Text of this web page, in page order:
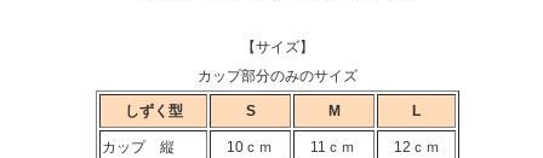
【サイズ】
カップ部分のみのサイズ
しずく型 S M L
カップ 縦 10ｃｍ 11ｃｍ 12ｃｍ